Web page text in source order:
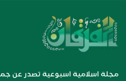
مجلة اسلامية اسبوعية تصدر عن